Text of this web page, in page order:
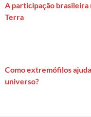
A participação brasileira
Terra
Como extremófilos
universo?